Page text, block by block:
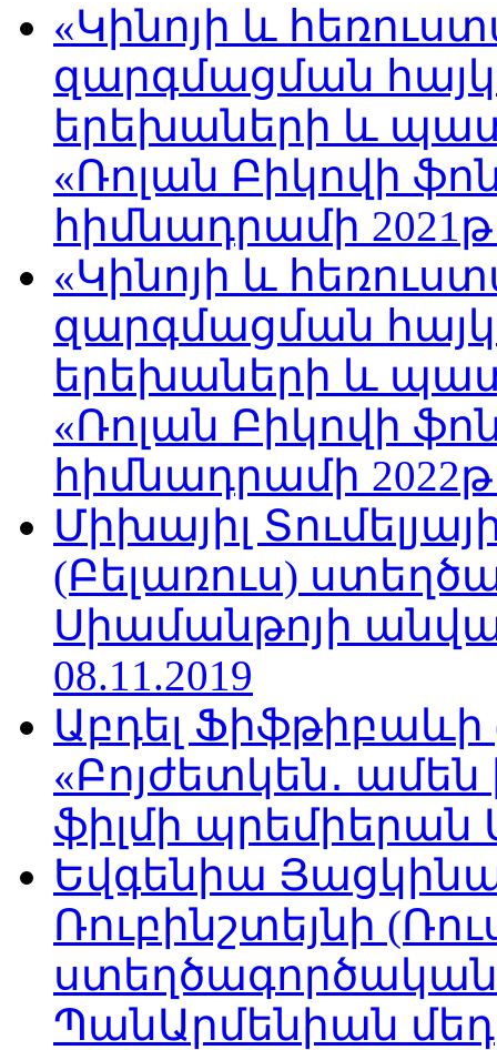
«Կինոյի և
զարգմացման
երեխաների և
«Ռոլան Բիկովի
հիմնադրամի
«Կինոյի և
զարգմացման
երեխաների և
«Ռոլան Բիկովի
հիմնադրամի
Միխայիլ
(Բելառուս)
Սիամանթոյի
08.11.2019
Աբդել
«Բոյժետկեն․
ֆիլմի պրեմիերան
Եվգենիա
Ռուբինշտեյնի
ՊանԱրմենիան